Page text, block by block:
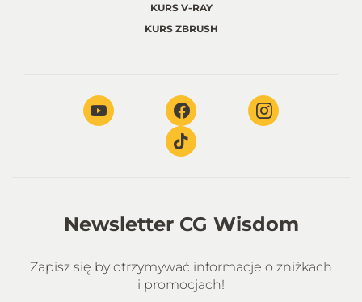
KURS V-RAY
KURS ZBRUSH
Newsletter CG Wisdom
Zapisz się by otrzymywać informacje o zniżkach
i promocjach!